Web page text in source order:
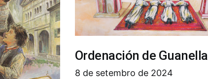
Ordenación de Guanella
8 de setembro de 2024